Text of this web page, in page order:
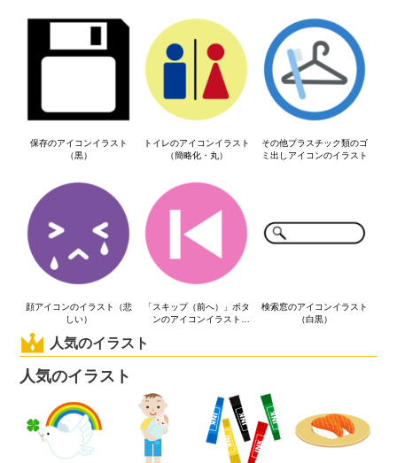
保存のアイコンイラスト
（黒）
トイレのアイコンイラスト
（簡略化・丸）
その他プラスチック類のゴ
ミ出しアイコンのイラスト
顔アイコンのイラスト（悲
しい）
「スキップ（前へ）」ボタ
ンのアイコンイラスト
検索窓のアイコンイラスト
（白黒）
人気のイラスト
人気のイラスト